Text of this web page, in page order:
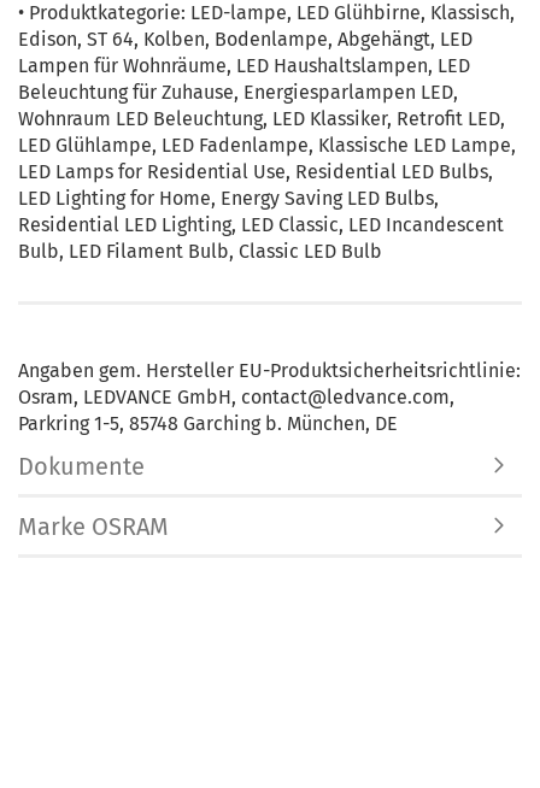
• Produktkategorie: LED-lampe, LED Glühbirne, Klassisch,
Edison, ST 64, Kolben, Bodenlampe, Abgehängt, LED
Lampen für Wohnräume, LED Haushaltslampen, LED
Beleuchtung für Zuhause, Energiesparlampen LED,
Wohnraum LED Beleuchtung, LED Klassiker, Retrofit LED,
LED Glühlampe, LED Fadenlampe, Klassische LED Lampe,
LED Lamps for Residential Use, Residential LED Bulbs,
LED Lighting for Home, Energy Saving LED Bulbs,
Residential LED Lighting, LED Classic, LED Incandescent
Bulb, LED Filament Bulb, Classic LED Bulb
Angaben gem. Hersteller EU-Produktsicherheitsrichtlinie:
Osram, LEDVANCE GmbH, contact@ledvance.com,
Parkring 1-5, 85748 Garching b. München, DE
Dokumente
Marke OSRAM